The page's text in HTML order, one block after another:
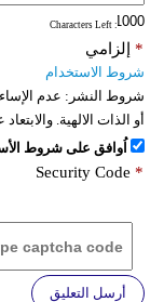
: Characters Left
إلزامي *
شروط الاستخدام
شروط النشر: عدم
أو الذات الالهية.
اُوافق على شروط
Security Code *
أرسل التعليق